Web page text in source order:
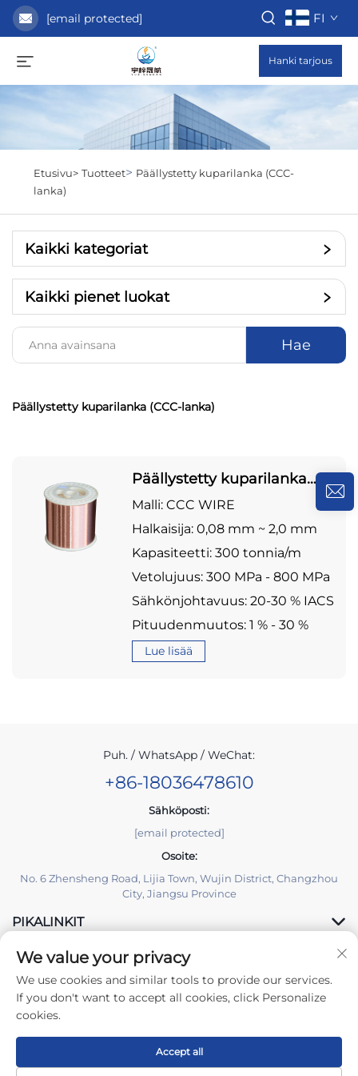
[email protected] FI
Hanki tarjous
Etusivu> Tuotteet> Päällystetty kuparilanka (CCC-
lanka)
Kaikki kategoriat
Kaikki pienet luokat
Hae
Päällystetty kuparilanka (CCC-lanka)
Päällystetty kuparilanka
(CCC-lanka)
Malli: CCC WIRE
Halkaisija: 0,08 mm ~ 2,0 mm
Kapasiteetti: 300 tonnia/m
Vetolujuus: 300 MPa - 800 MPa
Sähkönjohtavuus: 20-30 % IACS
Pituudenmuutos: 1 % - 30 %
Lue lisää
Puh. / WhatsApp / WeChat:
+86-18036478610
Sähköposti:
[email protected]
Osoite:
No. 6 Zhensheng Road, Lijia Town, Wujin District, Changzhou
City, Jiangsu Province
PIKALINKIT
TUOTTEET
Tekijänoikeus © 2026 Changzhou Yuzisenhan Electronic Co.,Ltd.
Kaikki oikeudet pidätetään -Tietosuojakäytäntö
We value your privacy
We use cookies and similar tools to provide our services.
If you don't want to accept all cookies, click Personalize
cookies.
Accept all